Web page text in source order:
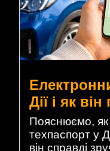
Дії і як
Пояснюємо,
техпаспорт у
він справді